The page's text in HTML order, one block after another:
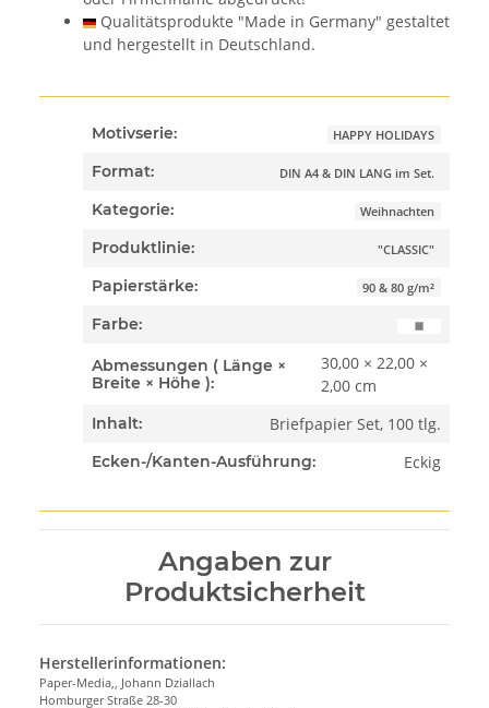
Qualitätsprodukte "Made in Germany" gestaltet
und hergestellt in Deutschland.
Motivserie: HAPPY HOLIDAYS
Format: DIN A4 & DIN LANG im Set.
Kategorie: Weihnachten
Produktlinie: "CLASSIC"
Papierstärke: 90 & 80 g/m²
Farbe:
Abmessungen ( Länge ×
Breite × Höhe ):
30,00 × 22,00 ×
2,00 cm
Inhalt: Briefpapier Set, 100 tlg.
Ecken-/Kanten-Ausführung: Eckig
Angaben zur
Produktsicherheit
Herstellerinformationen:
Paper-Media,, Johann Dziallach
Homburger Straße 28-30